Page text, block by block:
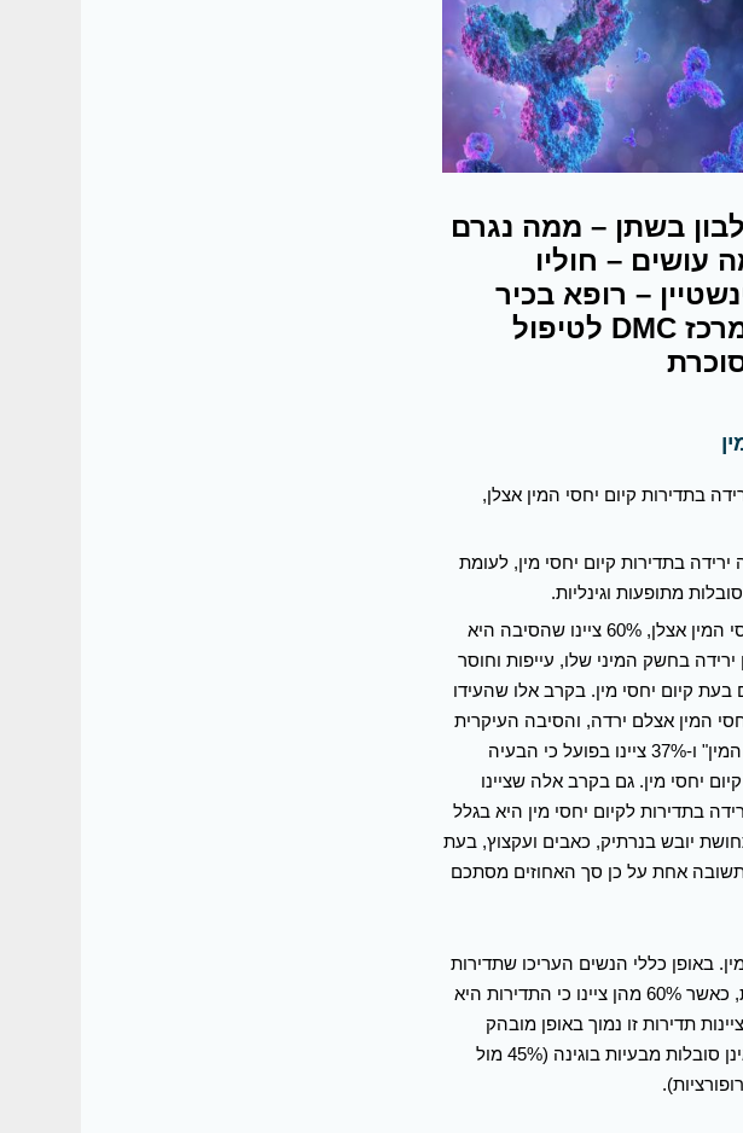
בשתן – ממה נגרם
עושים – חוליו
– רופא בכיר
במרכז DMC לטיפול
ירידה בתדירות קיום יחסי המין אצלן,
75% דיווחו כי ישנה ירידה בתדירות קיום יחסי מין, לעומת
בקרב נשים שהעידו שחלה ירידה בתדירות קיום יחסי המין אצלן, 60% ציינו שהסיבה היא
בן הזוג, בהן ירידה בחשק המיני שלו, עייפות וחוסר
וכאבים בעת קיום יחסי מין. בקרב אלו שהעידו
75% ציינו כי תדירות יחסי המין אצלם ירדה, והסיבה העיקרית
לכך: מחצית מהן הגדירו את הסיבה כ"ירידה בעניין המין" ו-37% ציינו בפועל כי הבעיה
יחסי מין. גם בקרב אלה שציינו
בתדירות לקיום יחסי מין היא בגלל
הירידה נובעת מתחושת יובש בנרתיק, כאבים ועקצוץ, בעת
מתשובה אחת על כן סך האחוזים מסתכם
באופן כללי הנשים העריכו שתדירות
קיום יחסי המין של נשים בקבוצת גילן גבוהה יחסית, כאשר 60% מהן ציינו כי התדירות היא
תדירות זו נמוך באופן מובהק
בקרב נשים עם תופעות וגינליות, לעומת הנשים שאינן סובלות מבעיות בוגינה (45% מול